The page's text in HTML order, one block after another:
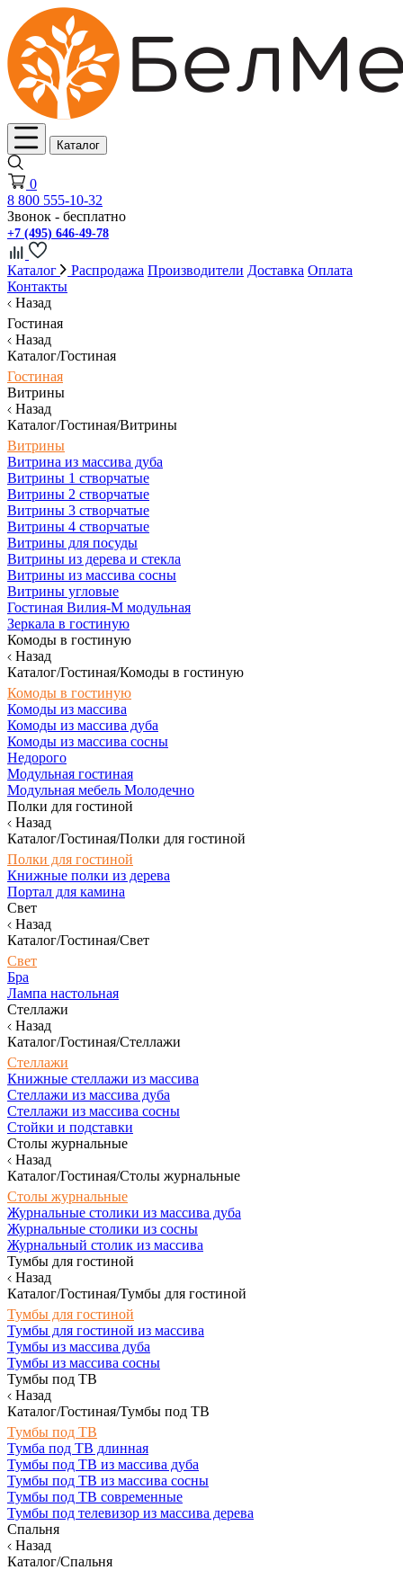
Каталог
0
8 800 555-10-32
Звонок - бесплатно
+7 (495) 646-49-78
Каталог Распродажа Производители Доставка Оплата
Контакты
Назад
Гостиная
Назад
Каталог/Гостиная
Гостиная
Витрины
Назад
Каталог/Гостиная/Витрины
Витрины
Витрина из массива дуба
Витрины 1 створчатые
Витрины 2 створчатые
Витрины 3 створчатые
Витрины 4 створчатые
Витрины для посуды
Витрины из дерева и стекла
Витрины из массива сосны
Витрины угловые
Гостиная Вилия-М модульная
Зеркала в гостиную
Комоды в гостиную
Назад
Каталог/Гостиная/Комоды в гостиную
Комоды в гостиную
Комоды из массива
Комоды из массива дуба
Комоды из массива сосны
Недорого
Модульная гостиная
Модульная мебель Молодечно
Полки для гостиной
Назад
Каталог/Гостиная/Полки для гостиной
Полки для гостиной
Книжные полки из дерева
Портал для камина
Свет
Назад
Каталог/Гостиная/Свет
Свет
Бра
Лампа настольная
Стеллажи
Назад
Каталог/Гостиная/Стеллажи
Стеллажи
Книжные стеллажи из массива
Стеллажи из массива дуба
Стеллажи из массива сосны
Стойки и подставки
Столы журнальные
Назад
Каталог/Гостиная/Столы журнальные
Столы журнальные
Журнальные столики из массива дуба
Журнальные столики из сосны
Журнальный столик из массива
Тумбы для гостиной
Назад
Каталог/Гостиная/Тумбы для гостиной
Тумбы для гостиной
Тумбы для гостиной из массива
Тумбы из массива дуба
Тумбы из массива сосны
Тумбы под ТВ
Назад
Каталог/Гостиная/Тумбы под ТВ
Тумбы под ТВ
Тумба под ТВ длинная
Тумбы под ТВ из массива дуба
Тумбы под ТВ из массива сосны
Тумбы под ТВ современные
Тумбы под телевизор из массива дерева
Спальня
Назад
Каталог/Спальня